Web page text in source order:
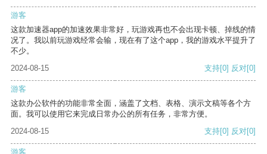
游客
这款加速器app的加速效果非常好，玩游戏再也不会出现卡顿、掉线的情
况了。我以前玩游戏经常会输，现在有了这个app，我的游戏水平提升了
不少。
2024-08-15
支持[0] 反对[0]
游客
这款办公软件的功能非常全面，涵盖了文档、表格、演示文稿等各个方
面。我可以使用它来完成日常办公的所有任务，非常方便。
2024-08-15
支持[0] 反对[0]
游客